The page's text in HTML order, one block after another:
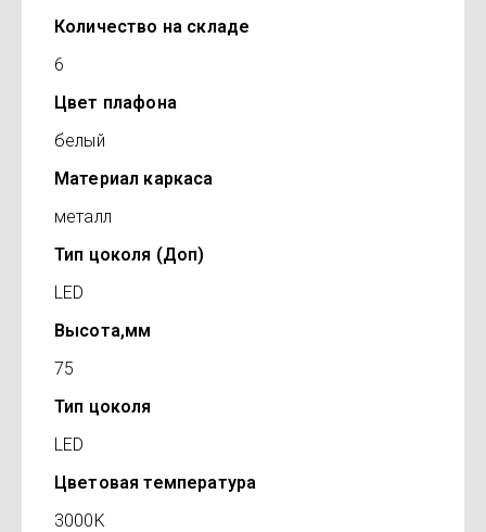
Количество на складе
6
Цвет плафона
белый
Материал каркаса
металл
Тип цоколя (Доп)
LED
Высота,мм
75
Тип цоколя
LED
Цветовая температура
3000K